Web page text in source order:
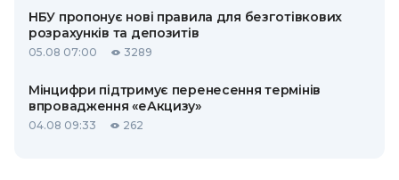
НБУ пропонує нові правила для безготівкових
розрахунків та депозитів
05.08 07:00 3289
Мінцифри підтримує перенесення термінів
впровадження «еАкцизу»
04.08 09:33 262